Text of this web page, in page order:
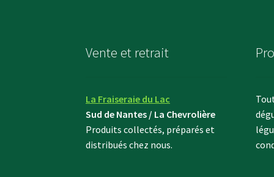
Vente et retrait
La Fraiseraie du Lac
Sud de Nantes / La Chevrolière
Produits collectés, préparés et
distribués chez nous.